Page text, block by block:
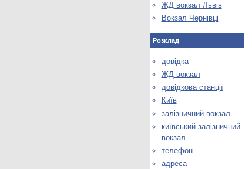
ЖД вокзал Львів
Вокзал Чернівці
Розклад
довідка
ЖД вокзал
довідкова станції
Київ
залізничний вокзал
київський залізничний
вокзал
телефон
адреса